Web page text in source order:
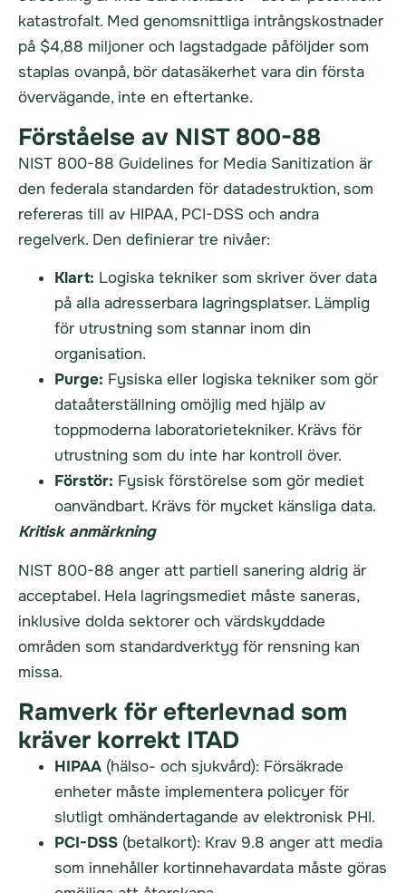
katastrofalt. Med genomsnittliga intrångskostnader
på $4,88 miljoner och lagstadgade påföljder som
staplas ovanpå, bör datasäkerhet vara din första
övervägande, inte en eftertanke.
Förståelse av NIST 800-88
NIST 800-88 Guidelines for Media Sanitization är
den federala standarden för datadestruktion, som
refereras till av HIPAA, PCI-DSS och andra
regelverk. Den definierar tre nivåer:
Klart: Logiska tekniker som skriver över data
på alla adresserbara lagringsplatser. Lämplig
för utrustning som stannar inom din
organisation.
Purge: Fysiska eller logiska tekniker som gör
dataåterställning omöjlig med hjälp av
toppmoderna laboratorietekniker. Krävs för
utrustning som du inte har kontroll över.
Förstör: Fysisk förstörelse som gör mediet
oanvändbart. Krävs för mycket känsliga data.
Kritisk anmärkning
NIST 800-88 anger att partiell sanering aldrig är
acceptabel. Hela lagringsmediet måste saneras,
inklusive dolda sektorer och värdskyddade
områden som standardverktyg för rensning kan
missa.
Ramverk för efterlevnad som
kräver korrekt ITAD
HIPAA (hälso- och sjukvård): Försäkrade
enheter måste implementera policyer för
slutligt omhändertagande av elektronisk PHI.
PCI-DSS (betalkort): Krav 9.8 anger att media
som innehåller kortinnehavardata måste göras